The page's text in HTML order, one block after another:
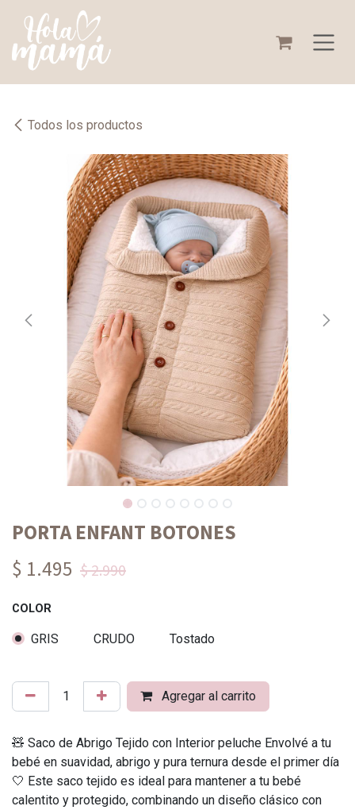
Todos los productos
PORTA ENFANT BOTONES
$ 1.495 $ 2.990
COLOR
GRIS CRUDO Tostado
Agregar al carrito
🧸 Saco de Abrigo Tejido con Interior peluche Envolvé a tu
bebé en suavidad, abrigo y pura ternura desde el primer día
🤍 Este saco tejido es ideal para mantener a tu bebé
calentito y protegido, combinando un diseño clásico con